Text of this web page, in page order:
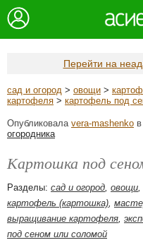
Перейти на
сад и огород > овощи >
картофеля > картофель под
Опубликовала vera-mashenko
огородника
Картошка под
Разделы: сад и огород, овощи,
картофель (картошка),
выращивание картофеля,
под сеном или соломой